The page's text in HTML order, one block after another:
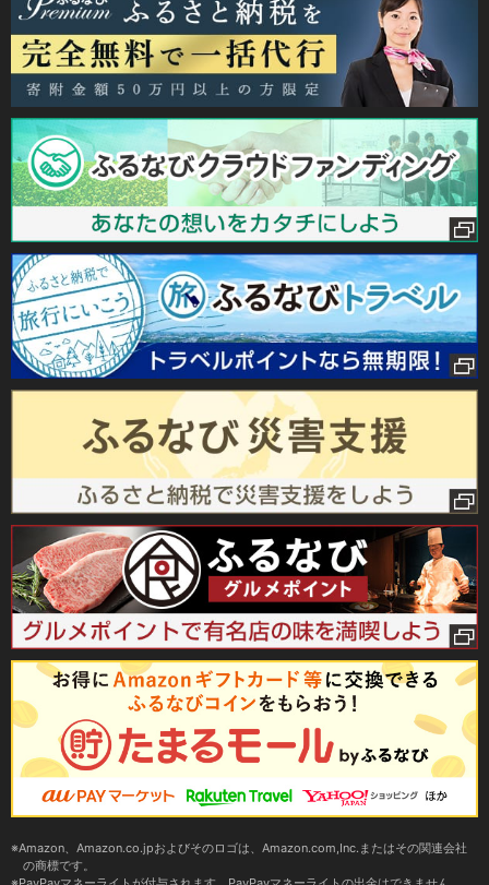
Amazon、Amazon.co.jpおよびそのロゴは、Amazon.com,Inc.またはその関連会社
の商標です。